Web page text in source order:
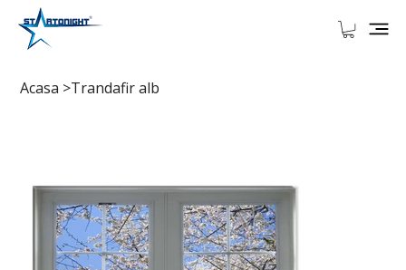
Acasa >Trandafir alb